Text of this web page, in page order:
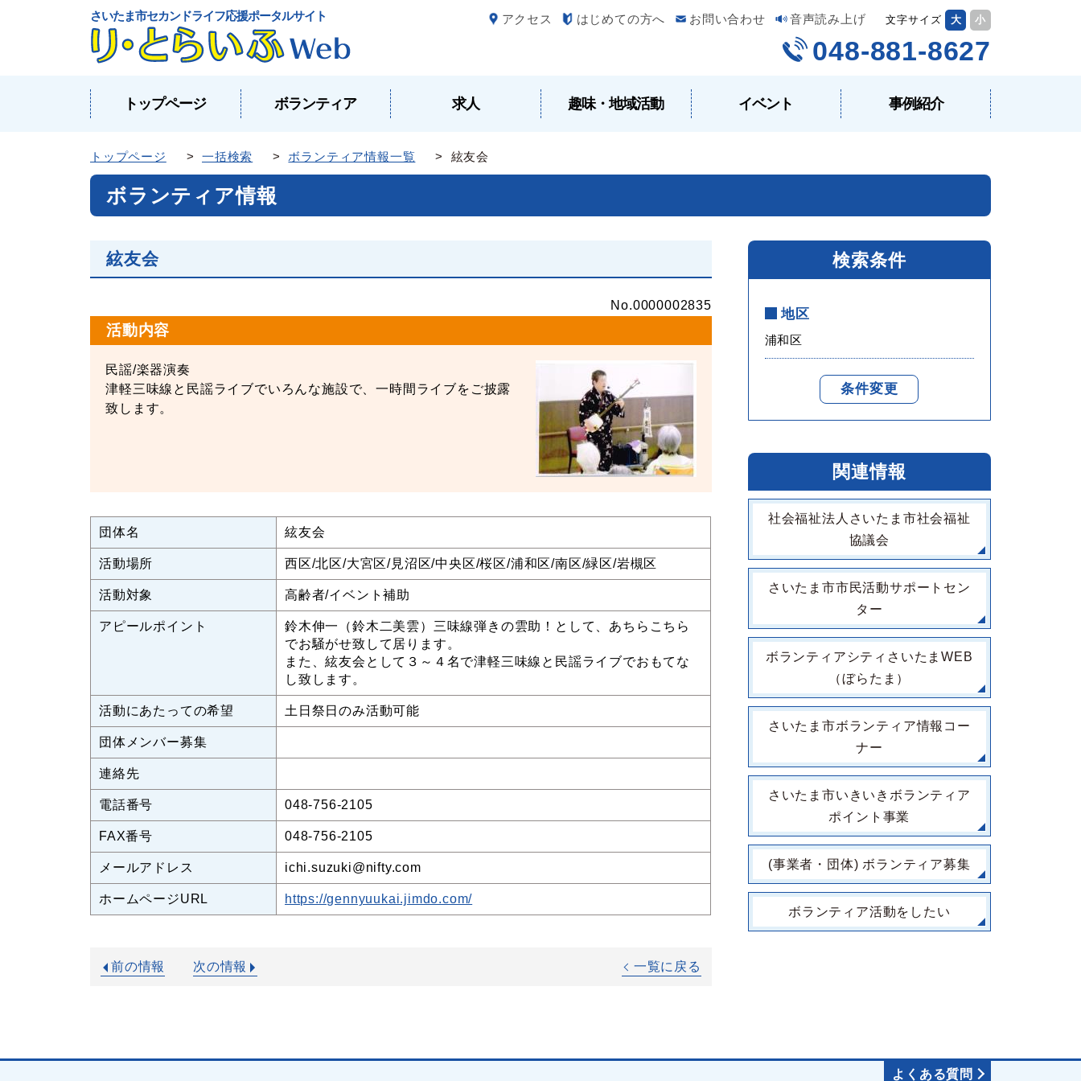
さいたま市セカンドライフ応援ポータルサイト アクセス はじめての方へ お問い合わせ 音声読み上げ 文字サイズ 大 小
048-881-8627
トップページ ボランティア 求人 趣味・地域活動 イベント 事例紹介
トップページ >一括検索 > ボランティア情報一覧 > 絃友会
ボランティア情報
絃友会
No.0000002835
活動内容
民謡/楽器演奏
津軽三味線と民謡ライブでいろんな施設で、一時間ライブをご披露
致します。
団体名 絃友会
活動場所 西区/北区/大宮区/見沼区/中央区/桜区/浦和区/南区/緑区/岩槻区
活動対象 高齢者/イベント補助
アピールポイント
鈴木伸一（鈴木二美雲）三味線弾きの雲助！として、あちらこちら
でお騒がせ致して居ります。
また、絃友会として３～４名で津軽三味線と民謡ライブでおもてな
し致します。
活動にあたっての希望 土日祭日のみ活動可能
団体メンバー募集
連絡先
電話番号 048-756-2105
FAX番号 048-756-2105
メールアドレス ichi.suzuki@nifty.com
ホームページURL https://gennyuukai.jimdo.com/
前の情報 次の情報 一覧に戻る
検索条件
地区
浦和区
条件変更
関連情報
社会福祉法人さいたま市社会福祉
協議会
さいたま市市民活動サポートセン
ター
ボランティアシティさいたまWEB
（ぼらたま）
さいたま市ボランティア情報コー
ナー
さいたま市いきいきボランティア
ポイント事業
(事業者・団体) ボランティア募集
ボランティア活動をしたい
よくある質問